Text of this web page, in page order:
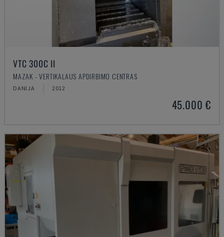
VTC 300C II
MAZAK - VERTIKALAUS APDIRBIMO CENTRAS
DANIJA 2012
45.000 €